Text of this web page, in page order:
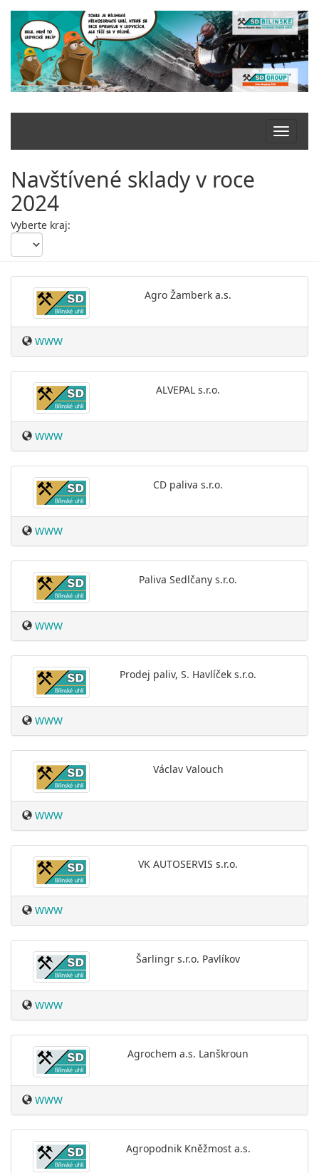
Navštívené sklady v roce
2024
Vyberte kraj:
Agro Žamberk a.s.
WWW
ALVEPAL s.r.o.
WWW
CD paliva s.r.o.
WWW
Paliva Sedlčany s.r.o.
WWW
Prodej paliv, S. Havlíček s.r.o.
WWW
Václav Valouch
WWW
VK AUTOSERVIS s.r.o.
WWW
Šarlingr s.r.o. Pavlíkov
WWW
Agrochem a.s. Lanškroun
WWW
Agropodnik Kněžmost a.s.